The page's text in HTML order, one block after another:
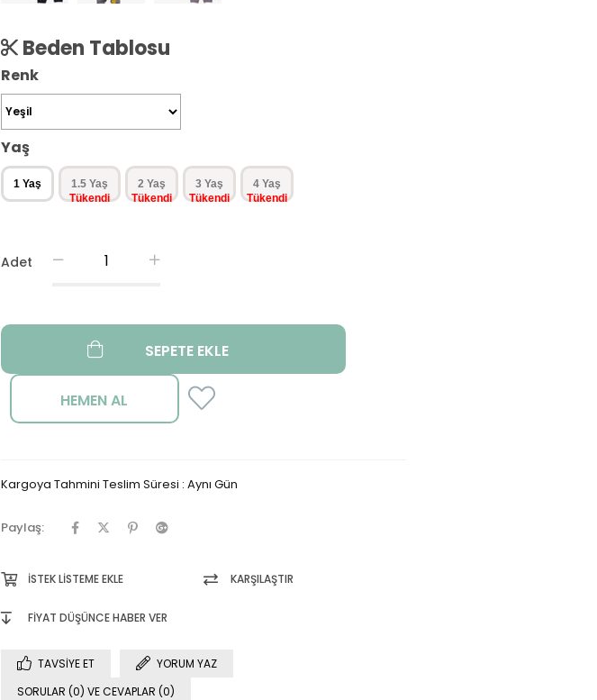
Beden Tablosu
Renk
Yaş
1 Yaş 1.5 Yaş 2 Yaş 3 Yaş 4 Yaş
Adet
Kargoya Tahmini Teslim Süresi : Aynı Gün
Paylaş:
İSTEK LISTEME EKLE KARŞILAŞTIR
FIYAT DÜŞÜNCE HABER VER
TAVSIYE ET
YORUM YAZ
SORULAR (0) VE CEVAPLAR (0)